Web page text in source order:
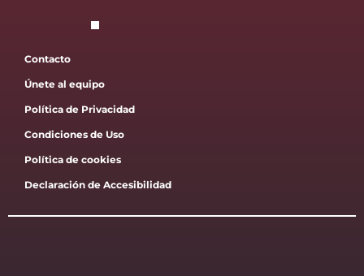
Contacto
Únete al equipo
Política de Privacidad
Condiciones de Uso
Política de cookies
Declaración de Accesibilidad